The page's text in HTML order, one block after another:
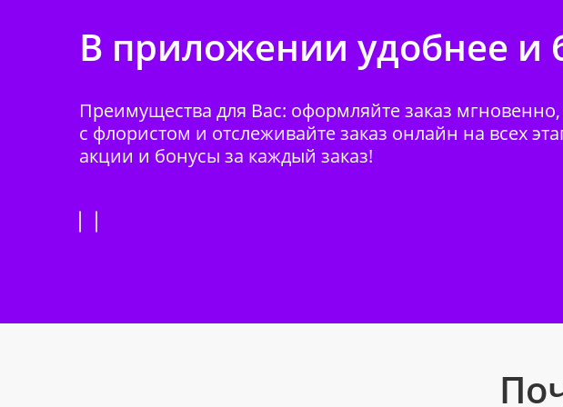
В приложении удобнее и
Преимущества для Вас: оформляйте заказ мгновенно,
с флористом и отслеживайте заказ онлайн на всех
акции и бонусы за каждый заказ!